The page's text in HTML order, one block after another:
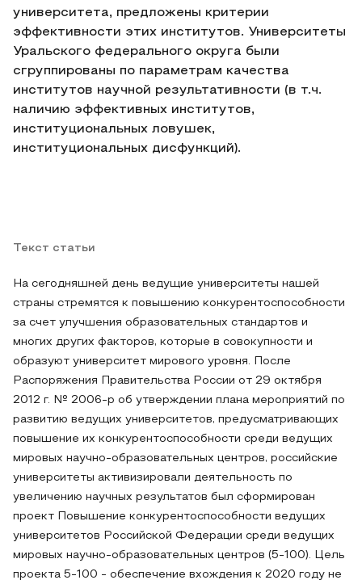
университета, предложены критерии
эффективности этих институтов. Университеты
Уральского федерального округа были
сгруппированы по параметрам качества
институтов научной результативности (в т.ч.
наличию эффективных институтов,
институциональных ловушек,
институциональных дисфункций).
Текст статьи
На сегодняшней день ведущие университеты нашей
страны стремятся к повышению конкурентоспособности
за счет улучшения образовательных стандартов и
многих других факторов, которые в совокупности и
образуют университет мирового уровня. После
Распоряжения Правительства России от 29 октября
2012 г. № 2006-р об утверждении плана мероприятий по
развитию ведущих университетов, предусматривающих
повышение их конкурентоспособности среди ведущих
мировых научно-образовательных центров, российские
университеты активизировали деятельность по
увеличению научных результатов был сформирован
проект Повышение конкурентоспособности ведущих
университетов Российской Федерации среди ведущих
мировых научно-образовательных центров (5-100). Цель
проекта 5-100 - обеспечение вхождения к 2020 году не